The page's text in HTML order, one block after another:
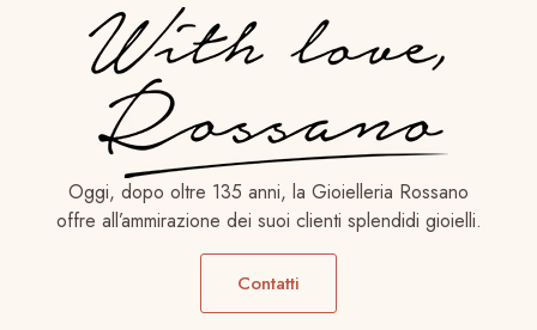
Oggi, dopo oltre 135 anni, la Gioielleria Rossano
offre all’ammirazione dei suoi clienti splendidi gioielli.
Contatti